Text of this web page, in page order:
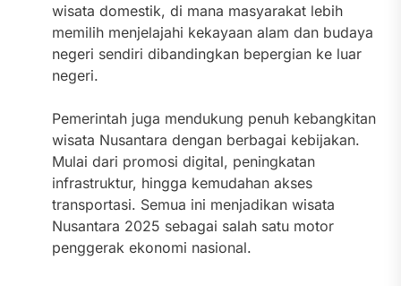
wisata domestik, di mana masyarakat lebih
memilih menjelajahi kekayaan alam dan budaya
negeri sendiri dibandingkan bepergian ke luar
negeri.
Pemerintah juga mendukung penuh kebangkitan
wisata Nusantara dengan berbagai kebijakan.
Mulai dari promosi digital, peningkatan
infrastruktur, hingga kemudahan akses
transportasi. Semua ini menjadikan wisata
Nusantara 2025 sebagai salah satu motor
penggerak ekonomi nasional.